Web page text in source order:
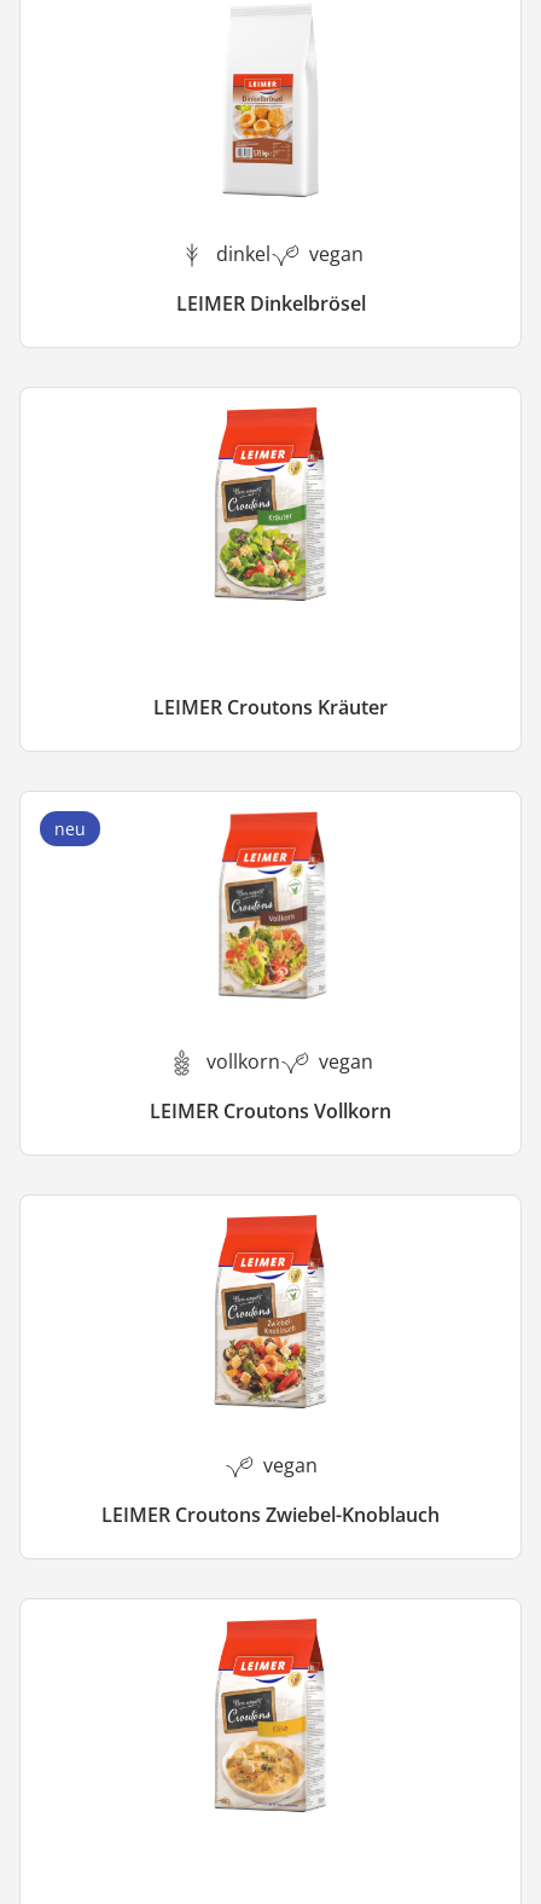
dinkel
vegan
LEIMER Dinkelbrösel
LEIMER Croutons Kräuter
vollkorn
vegan
LEIMER Croutons Vollkorn
neu
vegan
LEIMER Croutons Zwiebel-Knoblauch